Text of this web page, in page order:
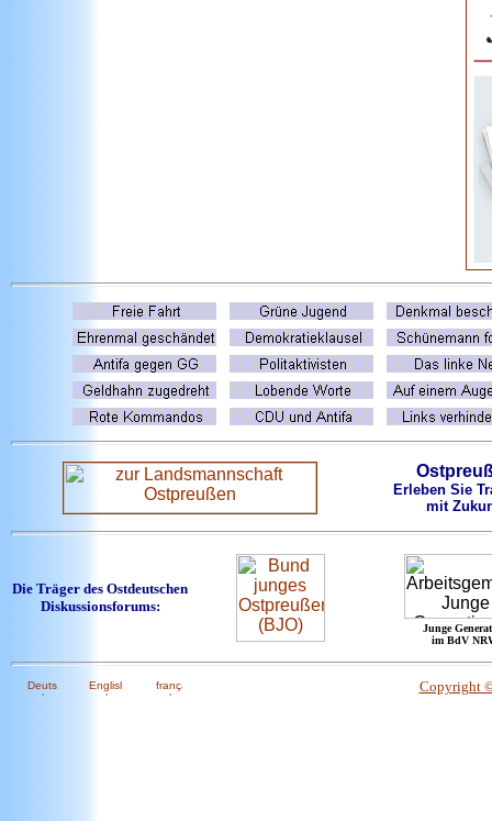
Erleben Sie
mit
Die Träger des Ostdeutschen
Diskussionsforums:
Junge
im BdV
Copyright